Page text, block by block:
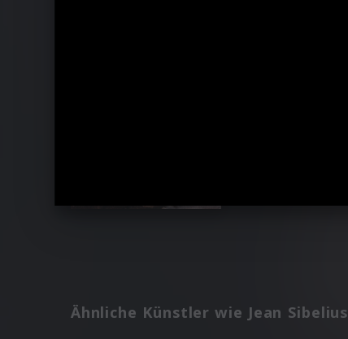
Ähnliche Künstler wie Jean Sibelius